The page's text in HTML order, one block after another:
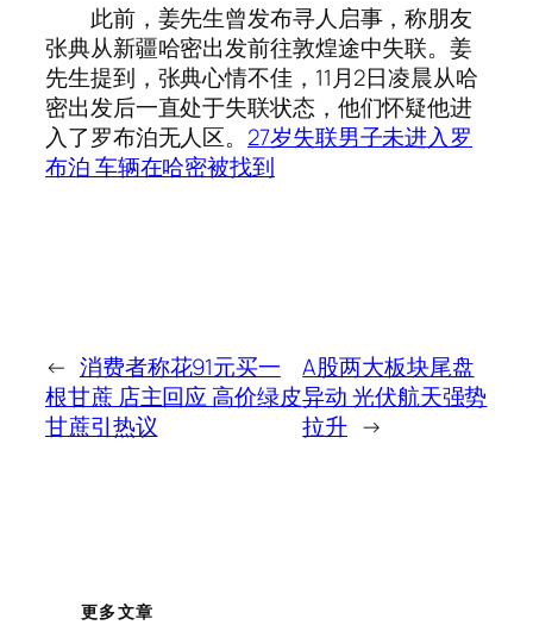
此前，姜先生曾发布寻人启事，称朋友
张典从新疆哈密出发前往敦煌途中失联。姜
先生提到，张典心情不佳，11月2日凌晨从哈
密出发后一直处于失联状态，他们怀疑他进
入了罗布泊无人区。 27岁失联男子未进入罗
布泊 车辆在哈密被找到
← 消费者称花91元买一
根甘蔗 店主回应 高价绿皮
甘蔗引热议
A股两大板块尾盘
异动 光伏航天强势
拉升 →
更多文章